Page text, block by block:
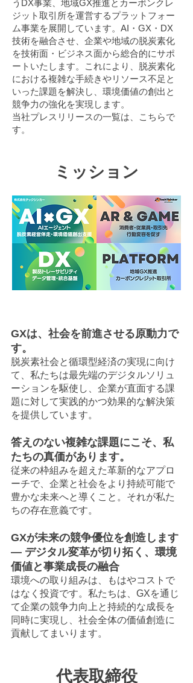
うDX事業、地域GX推進とカーボンクレ
ジット取引所を運営するプラットフォー
ム事業を展開しています。AI・GX・DX
技術を融合させ、企業や地域の脱炭素化
を技術面・ビジネス面から総合的にサポ
ートいたします。これにより、脱炭素化
における複雑な手続きやリソース不足と
いった課題を解決し、環境価値の創出と
競争力の強化を実現します。
当社プレスリリースの一覧は、
こちらで
す。
ミッション
GXは、社会を前進させる原動力で
す。
脱炭素社会と循環型経済の実現に向け
て、私たちは最先端のデジタルソリュ
ーションを駆使し、企業が直面する課
題に対して実践的かつ効果的な解決策
を提供しています。
答えのない複雑な課題にこそ、私
たちの真価があります。
従来の枠組みを超えた革新的なアプロ
ーチで、企業と社会をより持続可能で
豊かな未来へと導くこと。それが私た
ちの存在意義です。
GXが未来の競争優位を創造します
— デジタル変革が切り拓く、環境
価値と事業成長の融合
環境への取り組みは、もはやコストで
はなく投資です。私たちは、GXを通じ
て企業の競争力向上と持続的な成長を
同時に実現し、社会全体の価値創造に
貢献してまいります。
代表取締役